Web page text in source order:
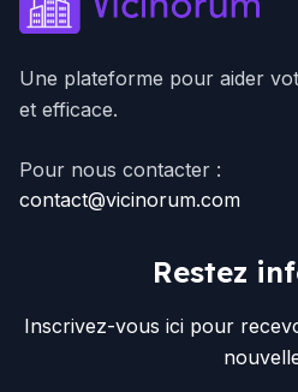
Une plateforme pour aider
et efficace.
Pour nous contacter :
contact@vicinorum.com
Restez
Inscrivez-vous ici pour